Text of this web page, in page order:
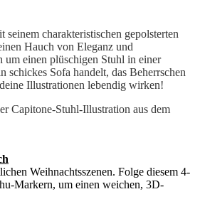
charakteristischen gepolsterten
Hauch von Eleganz und
um einen plüschigen Stuhl in einer
schickes Sofa handelt, das Beherrschen
Illustrationen lebendig wirken!
Capitone-Stuhl-Illustration aus dem
Weihnachtsszenen. Folge diesem 4-
Markern, um einen weichen, 3D-